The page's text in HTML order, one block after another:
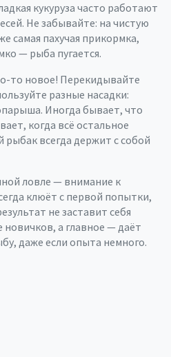
кукуруза часто работают
Не забывайте: на чистую
самая пахучая прикормка,
— рыба пугается.
то новое! Перекидывайте
разные насадки:
Иногда бывает, что
когда всё остальное
всегда держит с собой
ловле — внимание к
клюёт с первой попытки,
не заставит себя
а главное — даёт
даже если опыта немного.